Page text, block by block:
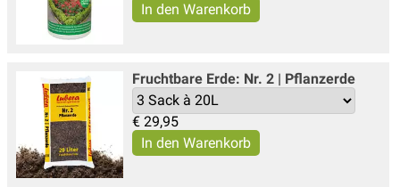
Fruchtbare Erde: Nr. 2 | Pflanzerde
€ 29,95